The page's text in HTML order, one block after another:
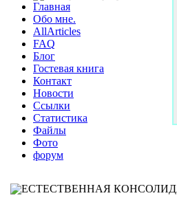
Главная
Обо мне.
AllArticles
FAQ
Блог
Гостевая книга
Контакт
Новости
Ссылки
Статистика
Файлы
Фото
форум
ЕСТЕСТВЕННАЯ